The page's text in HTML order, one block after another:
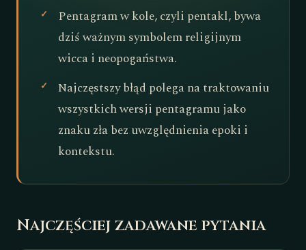
Pentagram w kole, czyli pentakl, bywa
dziś ważnym symbolem religijnym
wicca i neopogaństwa.
Najczęstszy błąd polega na traktowaniu
wszystkich wersji pentagramu jako
znaku zła bez uwzględnienia epoki i
kontekstu.
Najczęściej zadawane pytania